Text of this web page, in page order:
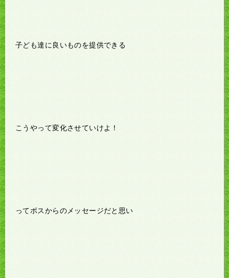
子ども達に良いものを提供できる
こうやって変化させていけよ！
ってボスからのメッセージだと思い